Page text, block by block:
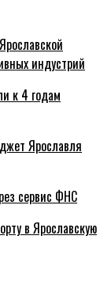
индустрий
к 4 годам
Ярославля
сервис ФНС
в Ярославскую